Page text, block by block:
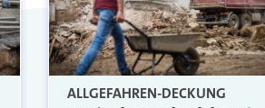
ALLGEFAHREN-DECKUNG